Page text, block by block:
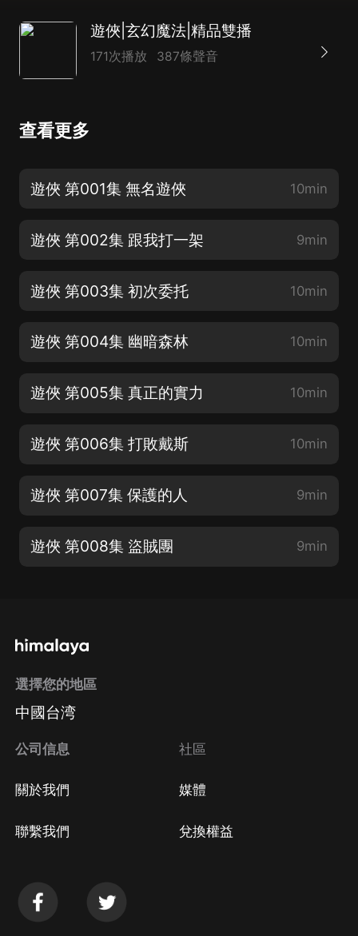
遊俠|玄幻魔法|精品雙播
171次播放 387條聲音
查看更多
遊俠 第001集 無名遊俠 10min
遊俠 第002集 跟我打一架 9min
遊俠 第003集 初次委托 10min
遊俠 第004集 幽暗森林 10min
遊俠 第005集 真正的實力 10min
遊俠 第006集 打敗戴斯 10min
遊俠 第007集 保護的人 9min
遊俠 第008集 盜賊團 9min
選擇您的地區
中國台湾
公司信息
關於我們
聯繫我們
社區
媒體
兌換權益